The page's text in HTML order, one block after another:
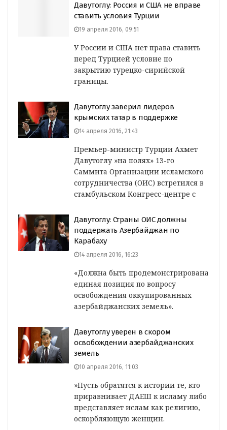
Давутоглу: Россия и США не вправе
ставить условия Турции
19 апреля 2016, 09:51
У России и США нет права ставить
перед Турцией условие по
закрытию турецко-сирийской
границы.
Давутоглу заверил лидеров
крымских татар в поддержке
14 апреля 2016, 21:43
Премьер-министр Турции Ахмет
Давутоглу »на полях» 13-го
Саммита Организации исламского
сотрудничества (ОИС) встретился в
стамбульском Конгресс-центре с
Давутоглу: Страны ОИС должны
поддержать Азербайджан по
Карабаху
14 апреля 2016, 16:23
«Должна быть продемонстрирована
единая позиция по вопросу
освобождения оккупированных
азербайджанских земель».
Давутоглу уверен в скором
освобождении азербайджанских
земель
10 апреля 2016, 11:03
»Пусть обратятся к истории те, кто
приравнивает ДАЕШ к исламу либо
представляет ислам как религию,
оскорбляющую женщин.